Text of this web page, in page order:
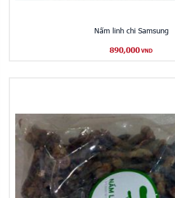
Nấm linh chi Samsung
890,000 VND